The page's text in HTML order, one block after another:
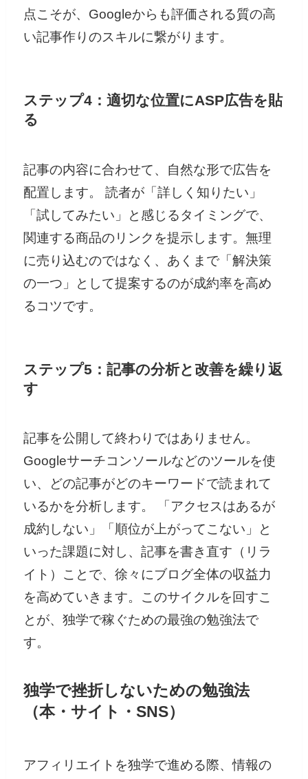
点こそが、Googleからも評価される質の高
い記事作りのスキルに繋がります。
ステップ4：適切な位置にASP広告を貼
る
記事の内容に合わせて、自然な形で広告を
配置します。 読者が「詳しく知りたい」
「試してみたい」と感じるタイミングで、
関連する商品のリンクを提示します。無理
に売り込むのではなく、あくまで「解決策
の一つ」として提案するのが成約率を高め
るコツです。
ステップ5：記事の分析と改善を繰り返
す
記事を公開して終わりではありません。
Googleサーチコンソールなどのツールを使
い、どの記事がどのキーワードで読まれて
いるかを分析します。 「アクセスはあるが
成約しない」「順位が上がってこない」と
いった課題に対し、記事を書き直す（リラ
イト）ことで、徐々にブログ全体の収益力
を高めていきます。このサイクルを回すこ
とが、独学で稼ぐための最強の勉強法で
す。
独学で挫折しないための勉強法
（本・サイト・SNS）
アフィリエイトを独学で進める際、情報の